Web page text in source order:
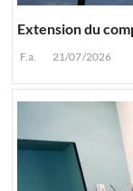
Extension du
F.a. 21/07/2026